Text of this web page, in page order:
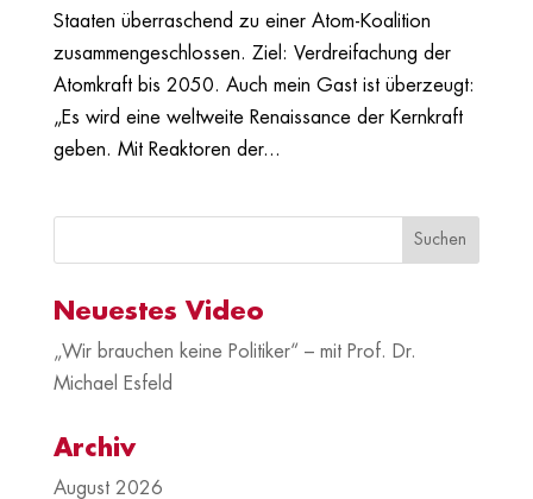
Staaten überraschend zu einer Atom-Koalition
zusammengeschlossen. Ziel: Verdreifachung der
Atomkraft bis 2050. Auch mein Gast ist überzeugt:
„Es wird eine weltweite Renaissance der Kernkraft
geben. Mit Reaktoren der...
Neuestes Video
„Wir brauchen keine Politiker“ – mit Prof. Dr.
Michael Esfeld
Archiv
August 2026